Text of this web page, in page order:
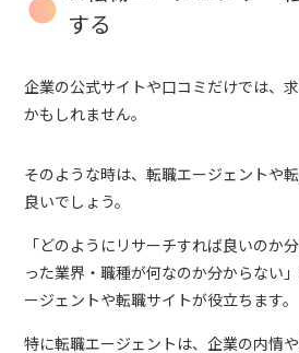
する
企業の公式サイトや口コミだけでは、
かもしれません。
そのような時は、転職エージェントや
良いでしょう。
「どのようにリサーチすれば良いのか
った業界・職種が何なのか分からない
ージェントや転職サイトが役立ちます。
特に転職エージェントは、企業の内情